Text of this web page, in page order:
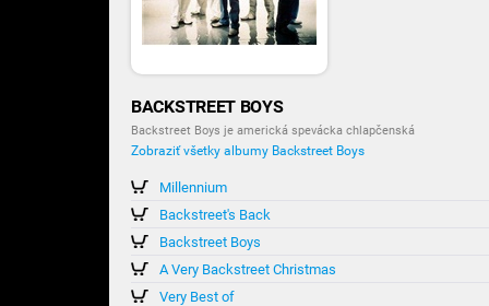
BACKSTREET BOYS
Backstreet Boys je americká spevácka chlapčenská
Zobraziť všetky albumy Backstreet Boys
Millennium
Backstreet's Back
Backstreet Boys
A Very Backstreet Christmas
Very Best of